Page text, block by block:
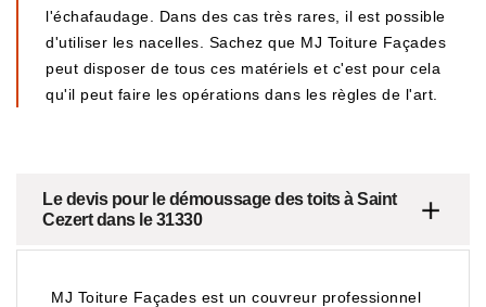
l'échafaudage. Dans des cas très rares, il est possible
d'utiliser les nacelles. Sachez que MJ Toiture Façades
peut disposer de tous ces matériels et c'est pour cela
qu'il peut faire les opérations dans les règles de l'art.
Le devis pour le démoussage des toits à Saint
Cezert dans le 31330
MJ Toiture Façades est un couvreur professionnel